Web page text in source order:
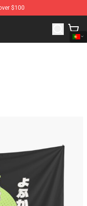
$100
of the Night